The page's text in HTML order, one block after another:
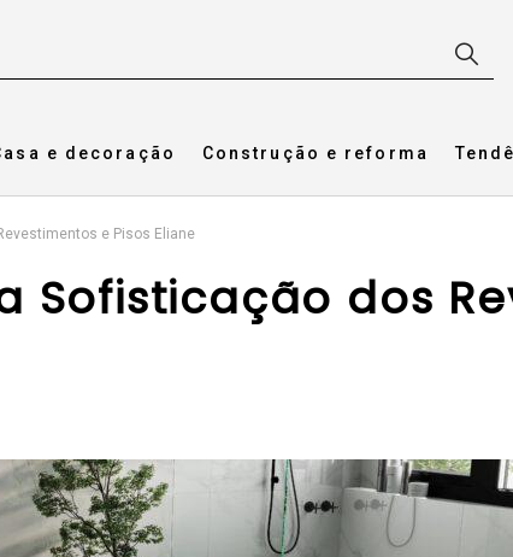
e decoração Construção e reforma
e Pisos Eliane
Sofisticação dos